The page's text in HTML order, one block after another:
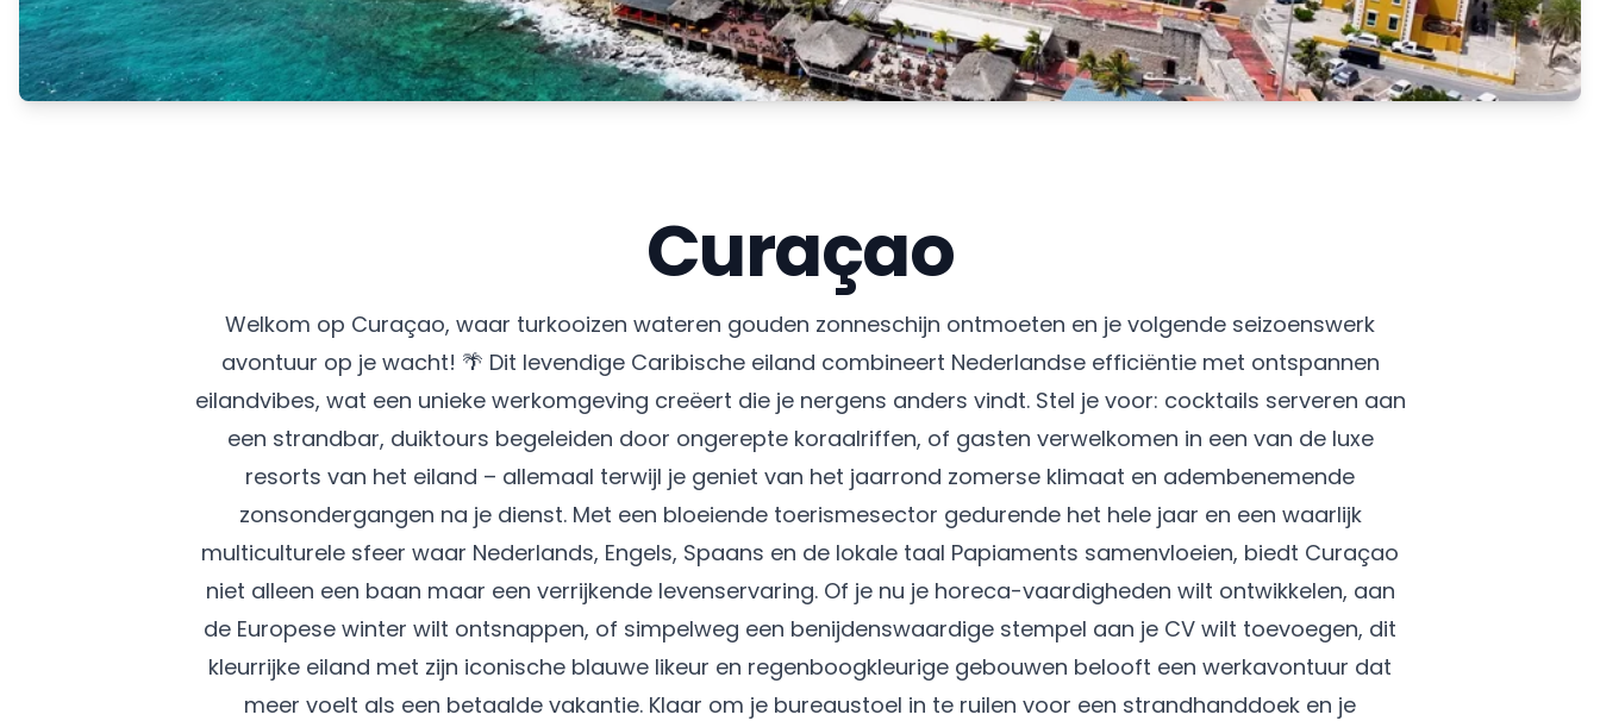
Curaçao
Welkom op Curaçao, waar turkooizen wateren gouden zonneschijn ontmoeten en je volgende seizoenswerk
avontuur op je wacht! 🌴 Dit levendige Caribische eiland combineert Nederlandse efficiëntie met ontspannen
eilandvibes, wat een unieke werkomgeving creëert die je nergens anders vindt. Stel je voor: cocktails serveren aan
een strandbar, duiktours begeleiden door ongerepte koraalriffen, of gasten verwelkomen in een van de luxe
resorts van het eiland – allemaal terwijl je geniet van het jaarrond zomerse klimaat en adembenemende
zonsondergangen na je dienst. Met een bloeiende toerismesector gedurende het hele jaar en een waarlijk
multiculturele sfeer waar Nederlands, Engels, Spaans en de lokale taal Papiaments samenvloeien, biedt Curaçao
niet alleen een baan maar een verrijkende levenservaring. Of je nu je horeca-vaardigheden wilt ontwikkelen, aan
de Europese winter wilt ontsnappen, of simpelweg een benijdenswaardige stempel aan je CV wilt toevoegen, dit
kleurrijke eiland met zijn iconische blauwe likeur en regenboogkleurige gebouwen belooft een werkavontuur dat
meer voelt als een betaalde vakantie. Klaar om je bureaustoel in te ruilen voor een strandhanddoek en je